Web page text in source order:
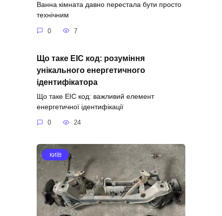
Ванна кімната давно перестала бути просто
технічним
0 7
Що таке ЕІС код: розуміння
унікального енергетичного
ідентифікатора
Що таке ЕІС код: важливий елемент
енергетичної ідентифікації
0 24
КИЇВ